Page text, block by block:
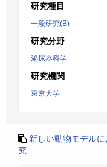
研究種目
一般研究(B)
研究分野
泌尿器科学
研究機関
東京大学
新しい動物モデル
究